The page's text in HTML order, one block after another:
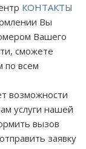
КОНТАКТЫ
Вы
Вашего
сможете
по всем
возможности
услуги нашей
вызов
заявку